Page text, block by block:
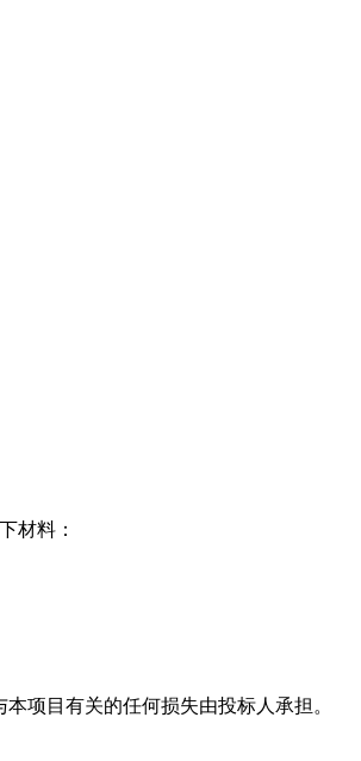
材料：
项目有关的任何损失由投标人承担。